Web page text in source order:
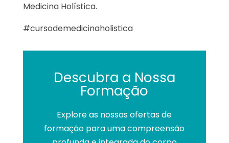
Medicina Holística.
#cursodemedicinaholistica
Descubra a Nossa
Formação
Explore as nossas ofertas de
formação para uma compreensão